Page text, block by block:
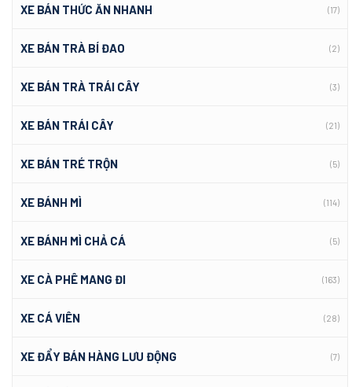
XE BÁN THỨC ĂN NHANH (17)
XE BÁN TRÀ BÍ ĐAO (2)
XE BÁN TRÀ TRÁI CÂY (3)
XE BÁN TRÁI CÂY (21)
XE BÁN TRÉ TRỘN (5)
XE BÁNH MÌ (114)
XE BÁNH MÌ CHẢ CÁ (5)
XE CÀ PHÊ MANG ĐI (163)
XE CÁ VIÊN (28)
XE ĐẨY BÁN HÀNG LƯU ĐỘNG (7)